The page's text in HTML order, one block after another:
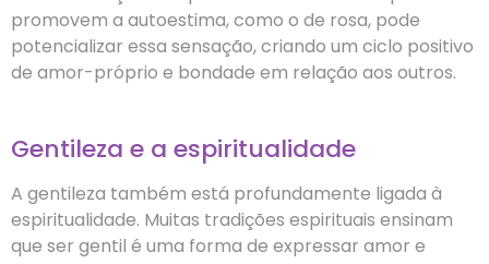
promovem a autoestima, como o de rosa, pode
potencializar essa sensação, criando um ciclo positivo
de amor-próprio e bondade em relação aos outros.
Gentileza e a espiritualidade
A gentileza também está profundamente ligada à
espiritualidade. Muitas tradições espirituais ensinam
que ser gentil é uma forma de expressar amor e